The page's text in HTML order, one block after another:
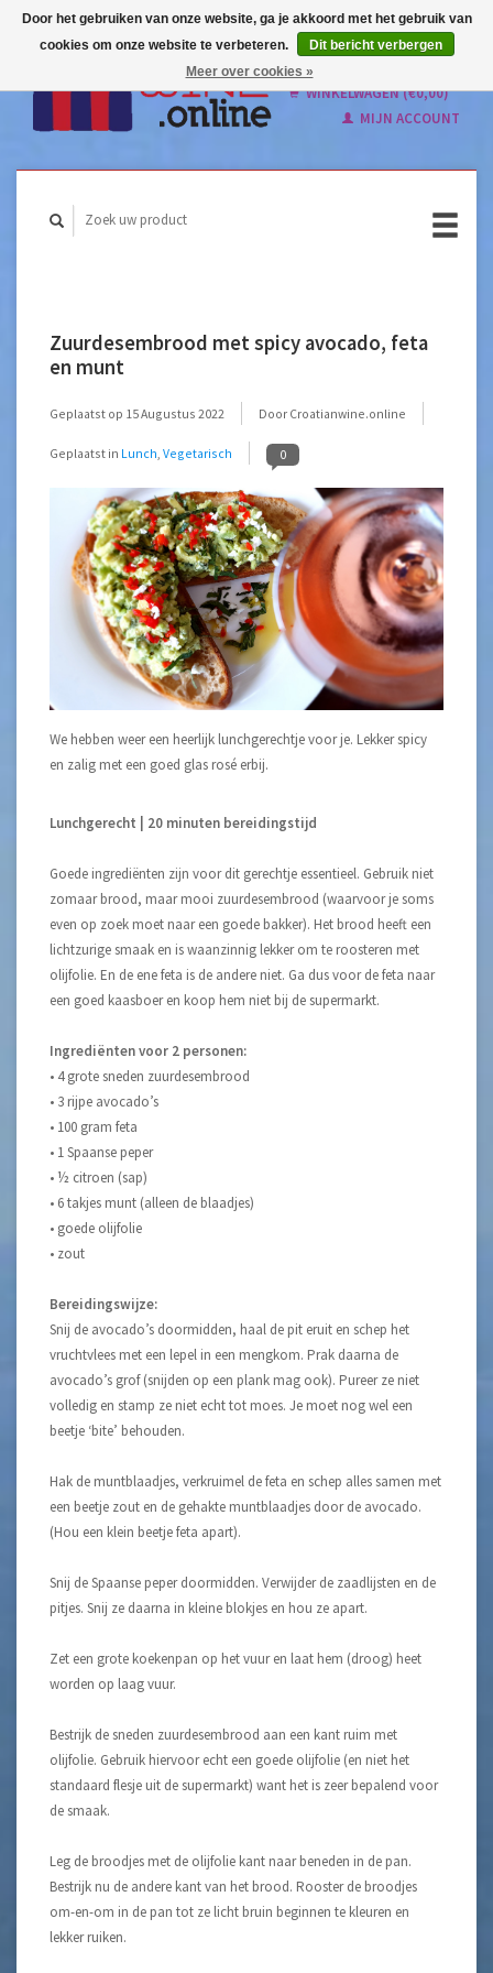
Nederlands
WINKELWAGEN (€0,00)
MIJN ACCOUNT
Zuurdesembrood met spicy avocado, feta
en munt
Geplaatst op 15 Augustus 2022 Door Croatianwine.online
Geplaatst in Lunch, Vegetarisch 0
We hebben weer een heerlijk lunchgerechtje voor je. Lekker spicy
en zalig met een goed glas rosé erbij.
Lunchgerecht | 20 minuten bereidingstijd
Goede ingrediënten zijn voor dit gerechtje essentieel. Gebruik niet
zomaar brood, maar mooi zuurdesembrood (waarvoor je soms
even op zoek moet naar een goede bakker). Het brood heeft een
lichtzurige smaak en is waanzinnig lekker om te roosteren met
olijfolie. En de ene feta is de andere niet. Ga dus voor de feta naar
een goed kaasboer en koop hem niet bij de supermarkt.
Ingrediënten voor 2 personen:
• 4 grote sneden zuurdesembrood
• 3 rijpe avocado’s
• 100 gram feta
• 1 Spaanse peper
• ½ citroen (sap)
• 6 takjes munt (alleen de blaadjes)
• goede olijfolie
• zout
Bereidingswijze:
Snij de avocado’s doormidden, haal de pit eruit en schep het
vruchtvlees met een lepel in een mengkom. Prak daarna de
avocado’s grof (snijden op een plank mag ook). Pureer ze niet
volledig en stamp ze niet echt tot moes. Je moet nog wel een
beetje ‘bite’ behouden.
Hak de muntblaadjes, verkruimel de feta en schep alles samen met
een beetje zout en de gehakte muntblaadjes door de avocado.
(Hou een klein beetje feta apart).
Snij de Spaanse peper doormidden. Verwijder de zaadlijsten en de
pitjes. Snij ze daarna in kleine blokjes en hou ze apart.
Zet een grote koekenpan op het vuur en laat hem (droog) heet
worden op laag vuur.
Bestrijk de sneden zuurdesembrood aan een kant ruim met
olijfolie. Gebruik hiervoor echt een goede olijfolie (en niet het
standaard flesje uit de supermarkt) want het is zeer bepalend voor
de smaak.
Leg de broodjes met de olijfolie kant naar beneden in de pan.
Bestrijk nu de andere kant van het brood. Rooster de broodjes
om-en-om in de pan tot ze licht bruin beginnen te kleuren en
lekker ruiken.
Door het gebruiken van onze website, ga je akkoord met het gebruik van
cookies om onze website te verbeteren.
Dit bericht verbergen
Meer over cookies »